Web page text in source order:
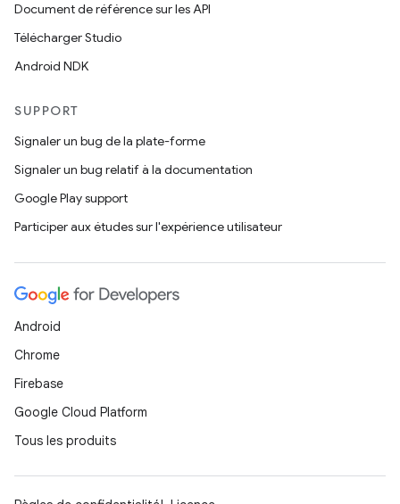
Document de référence sur les API
Télécharger Studio
Android NDK
SUPPORT
Signaler un bug de la plate-forme
Signaler un bug relatif à la documentation
Google Play support
Participer aux études sur l'expérience utilisateur
Android
Chrome
Firebase
Google Cloud Platform
Tous les produits